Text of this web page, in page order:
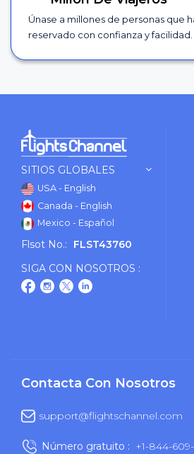
Únase a millones de personas que
reservado con confianza y facilidad.
SITIOS GLOBALES
USA - English
Canada - English
Mexico - Español
Flsot No.:
FLST43760
SIGA CON NOSOTROS :
Contacta Con Nosotros
support@flightschannel.com
Número gratuito : +1-844-